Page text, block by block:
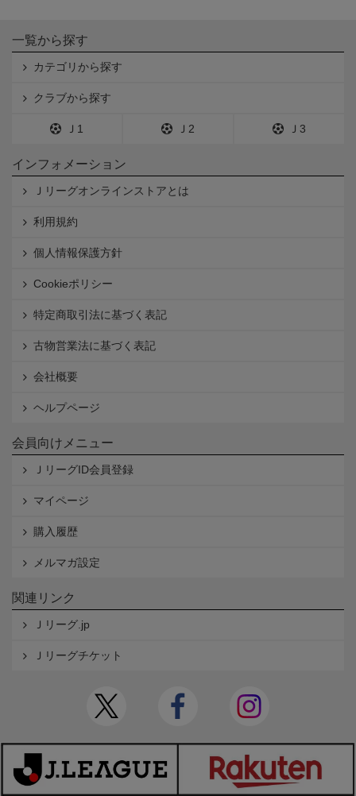
一覧から探す
カテゴリから探す
クラブから探す
Ｊ1 Ｊ2 Ｊ3
インフォメーション
Ｊリーグオンラインストアとは
利用規約
個人情報保護方針
Cookieポリシー
特定商取引法に基づく表記
古物営業法に基づく表記
会社概要
ヘルプページ
会員向けメニュー
ＪリーグID会員登録
マイページ
購入履歴
メルマガ設定
関連リンク
Ｊリーグ.jp
Ｊリーグチケット